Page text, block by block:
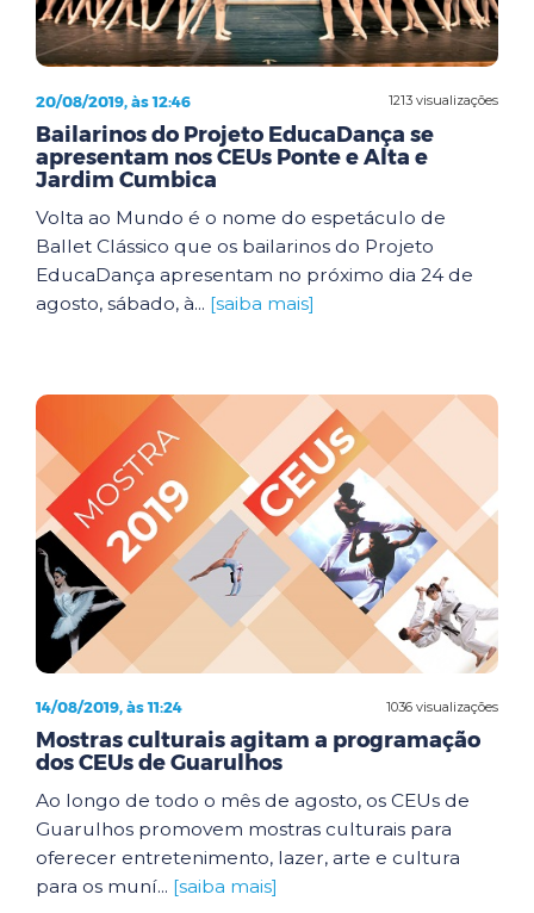
1213 visualizações
20/08/2019, às 12:46
Bailarinos do Projeto EducaDança se
apresentam nos CEUs Ponte e Alta e
Jardim Cumbica
Volta ao Mundo é o nome do espetáculo de
Ballet Clássico que os bailarinos do Projeto
EducaDança apresentam no próximo dia 24 de
agosto, sábado, à... [saiba mais]
1036 visualizações
14/08/2019, às 11:24
Mostras culturais agitam a programação
dos CEUs de Guarulhos
Ao longo de todo o mês de agosto, os CEUs de
Guarulhos promovem mostras culturais para
oferecer entretenimento, lazer, arte e cultura
para os muní... [saiba mais]